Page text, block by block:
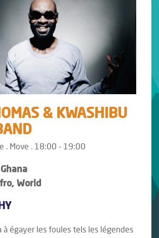
& KWASHIBU
. Move . 18:00 - 19:00
Ghana
World
à égayer les foules tels les légendes